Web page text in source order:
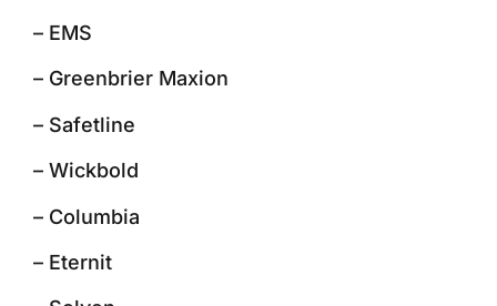
– EMS
– Greenbrier Maxion
– Safetline
– Wickbold
– Columbia
– Eternit